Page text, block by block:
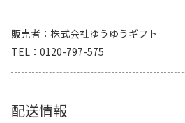
販売者
株式会社ゆうゆうギフト
TEL
0120-797-575
配送情報